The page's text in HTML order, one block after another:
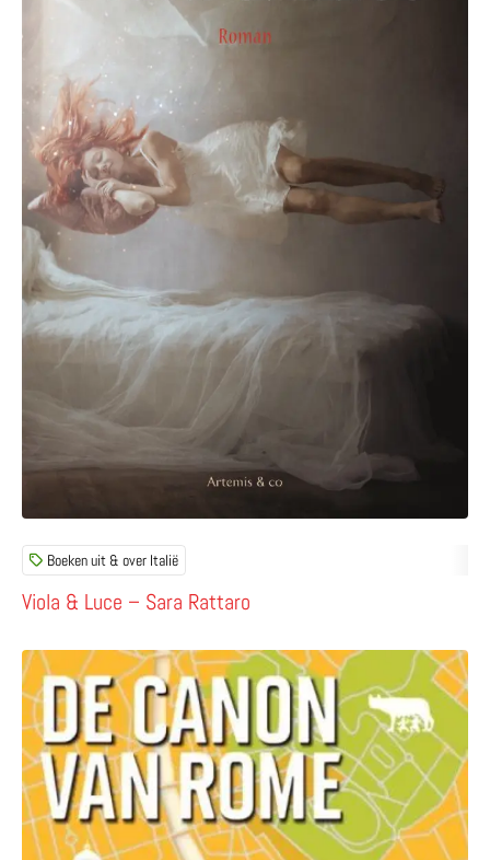
Viola & Luce – Sara Rattaro
Boeken uit & over Italië
Lees meer over De canon van Rome